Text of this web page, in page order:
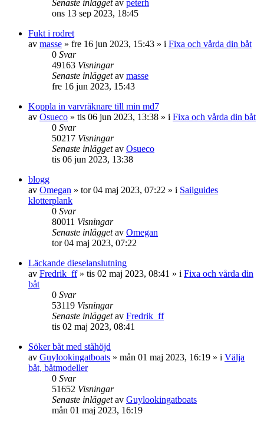
Senaste inläggetav peterh
ons 13 sep 2023, 18:45
Fukt i rodret
av masse » fre 16 jun 2023, 15:43 » i Fixa och vårda din båt
0 Svar
49163 Visningar
Senaste inläggetav masse
fre 16 jun 2023, 15:43
Koppla in varvräknare till min md7
av Osueco » tis 06 jun 2023, 13:38 » i Fixa och vårda din båt
0 Svar
50217 Visningar
Senaste inläggetav Osueco
tis 06 jun 2023, 13:38
blogg
av Omegan » tor 04 maj 2023, 07:22 » i Sailguides
klotterplank
0 Svar
80011 Visningar
Senaste inläggetav Omegan
tor 04 maj 2023, 07:22
Läckande dieselanslutning
av Fredrik_ff» tis 02 maj 2023, 08:41 » i Fixa och vårda din
båt
0 Svar
53119 Visningar
Senaste inläggetav Fredrik_ff
tis 02 maj 2023, 08:41
Söker båt med ståhöjd
av Guylookingatboats » mån 01 maj 2023, 16:19 » i Välja
båt, båtmodeller
0 Svar
51652 Visningar
Senaste inläggetav Guylookingatboats
mån 01 maj 2023, 16:19